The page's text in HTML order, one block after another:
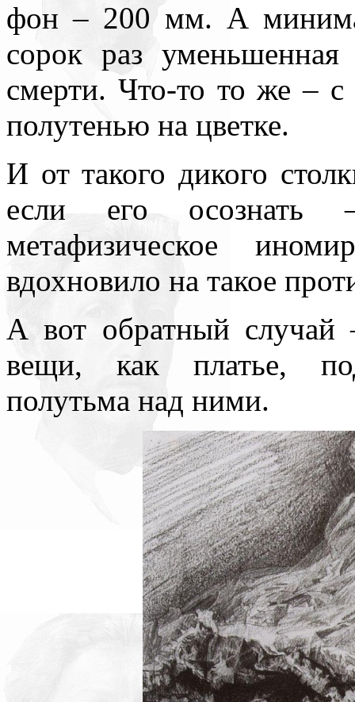
фон – 200 мм. А
сорок раз
смерти. Что-то то же –
полутенью на цветке.
И от такого дикого
если его осознать
метафизическое
вдохновило на такое
А вот обратный
вещи, как платье,
полутьма над ними.